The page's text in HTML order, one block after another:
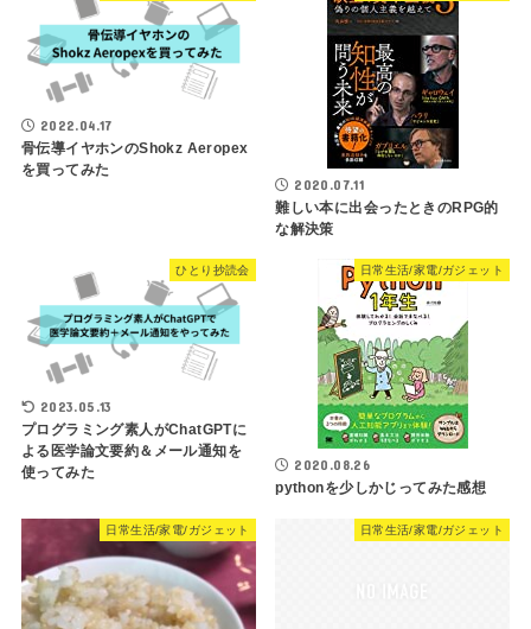
2022.04.17
骨伝導イヤホンのShokz Aeropex
を買ってみた
2020.07.11
難しい本に出会ったときのRPG的
な解決策
ひとり抄読会
2023.05.13
プログラミング素人がChatGPTに
よる医学論文要約＆メール通知を
使ってみた
日常生活/家電/ガジェット
2020.08.26
pythonを少しかじってみた感想
日常生活/家電/ガジェット 日常生活/家電/ガジェット